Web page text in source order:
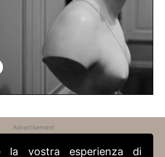
Advertisement
la vostra esperienza di